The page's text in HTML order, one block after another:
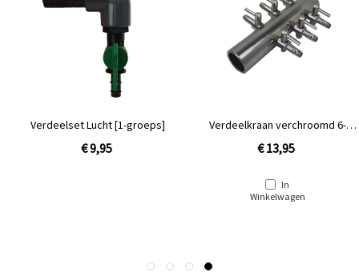
Verdeelset Lucht [1-groeps]
€ 9,95
Verdeelkraan verchroomd 6-
€ 13,95
In
Winkelwagen